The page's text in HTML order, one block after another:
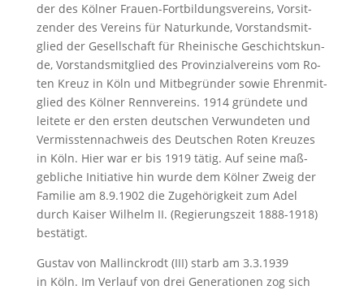
der des Köl­ner Frau­en-Fortbildungsver­eins, Vor­sit­
zen­der des Ver­eins für Na­tur­kun­de, Vor­stands­mit­
glied der Ge­sell­schaft für Rhei­ni­sche Ge­schichts­kun­
de, Vor­stands­mit­glied des Provinzialvereins vom Ro­
ten Kreuz in Köln und Mit­be­grün­der so­wie Eh­ren­mit­
glied des Köl­ner Renn­ver­eins. 1914 grün­de­te und
lei­te­te er den ers­ten deut­schen Ver­wun­de­ten und
Ver­miss­ten­nach­weis des Deut­schen Ro­ten Kreu­zes
in Köln. Hier war er bis 1919 tätig. Auf sei­ne ma­ß­
geb­li­che In­itia­ti­ve hin wur­de dem Köl­ner Zweig der
Fa­mi­lie am 8.9.1902 die Zu­ge­hö­rig­keit zum Adel
durch Kai­ser Wil­helm II. (Re­gie­rungs­zeit 1888-1918)
be­stä­tigt.
Gus­tav von Mal­linck­rodt (III) starb am 3.3.1939
in Köln. Im Ver­lauf von drei Ge­ne­ra­tio­nen zog sich